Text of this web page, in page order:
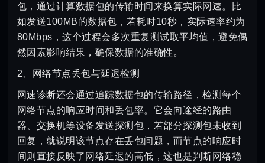
包，通过计算数据包的传输时间来换算实际网速。比
如发送100MB的数据包，若耗时10秒，实际速率约为
80Mbps，这个过程会多次重复测试取平均值，避免偶
然因素影响结果，确保数据的准确性。
2、网络节点丢包与延迟检测
网速诊断还会通过追踪数据包的传输路径，检测每个
网络节点的响应时间和丢包率。它会向途经的路由
器、交换机等设备发送探测包，若部分探测包未收到
回复，就说明该节点存在丢包问题，而节点的响应时
间则直接反映了网络延迟的高低，这也是判断网络稳